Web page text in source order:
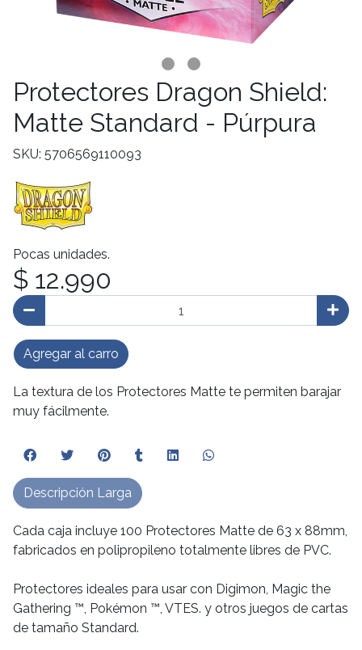
Protectores Dragon Shield:
Matte Standard - Púrpura
SKU: 5706569110093
Pocas unidades.
$ 12.990
Agregar al carro
La textura de los Protectores Matte te permiten barajar
muy fácilmente.
Cada caja incluye 100 Protectores Matte de 63 x 88mm,
fabricados en polipropileno totalmente libres de PVC.
Protectores ideales para usar con Digimon, Magic the
Gathering ™, Pokémon ™, VTES. y otros juegos de cartas
de tamaño Standard.
Descripción Larga